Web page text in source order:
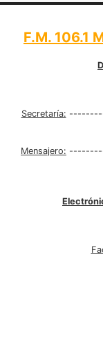
F.M. 106.1
Secretaría:
Mensajero: